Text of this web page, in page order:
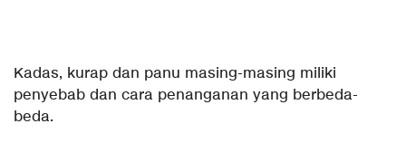
Kadas, kurap dan panu masing-masing miliki
penyebab dan cara penanganan yang berbeda-
beda.